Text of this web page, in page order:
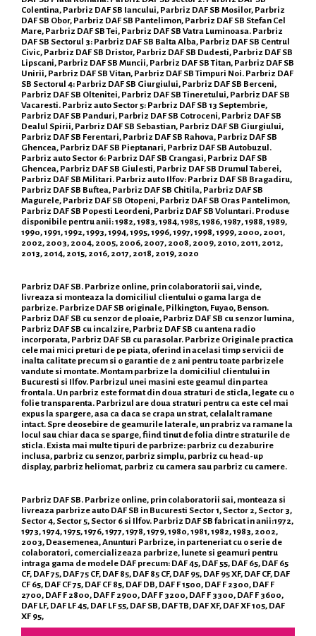
Colentina, Parbriz DAF SB Iancului, Parbriz DAF SB Mosilor, Parbriz
DAF SB Obor, Parbriz DAF SB Pantelimon, Parbriz DAF SB Stefan Cel
Mare, Parbriz DAF SB Tei, Parbriz DAF SB Vatra Luminoasa. Parbriz
DAF SB Sectorul 3: Parbriz DAF SB Balta Alba, Parbriz DAF SB Centrul
Civic, Parbriz DAF SB Dristor, Parbriz DAF SB Dudesti, Parbriz DAF SB
Lipscani, Parbriz DAF SB Muncii, Parbriz DAF SB Titan, Parbriz DAF SB
Unirii, Parbriz DAF SB Vitan, Parbriz DAF SB Timpuri Noi. Parbriz DAF
SB Sectorul 4: Parbriz DAF SB Giurgiului, Parbriz DAF SB Berceni,
Parbriz DAF SB Oltenitei, Parbriz DAF SB Tineretului, Parbriz DAF SB
Vacaresti. Parbriz auto Sector 5: Parbriz DAF SB 13 Septembrie,
Parbriz DAF SB Panduri, Parbriz DAF SB Cotroceni, Parbriz DAF SB
Dealul Spirii, Parbriz DAF SB Sebastian, Parbriz DAF SB Giurgiului,
Parbriz DAF SB Ferentari, Parbriz DAF SB Rahova, Parbriz DAF SB
Ghencea, Parbriz DAF SB Pieptanari, Parbriz DAF SB Autobuzul.
Parbriz auto Sector 6: Parbriz DAF SB Crangasi, Parbriz DAF SB
Ghencea, Parbriz DAF SB Giulesti, Parbriz DAF SB Drumul Taberei,
Parbriz DAF SB Militari. Parbriz auto Ilfov: Parbriz DAF SB Bragadiru,
Parbriz DAF SB Buftea, Parbriz DAF SB Chitila, Parbriz DAF SB
Magurele, Parbriz DAF SB Otopeni, Parbriz DAF SB Oras Pantelimon,
Parbriz DAF SB Popesti Leordeni, Parbriz DAF SB Voluntari. Produse
disponibile pentru anii: 1982, 1983, 1984, 1985, 1986, 1987, 1988, 1989,
1990, 1991, 1992, 1993, 1994, 1995, 1996, 1997, 1998, 1999, 2000, 2001,
2002, 2003, 2004, 2005, 2006, 2007, 2008, 2009, 2010, 2011, 2012,
2013, 2014, 2015, 2016, 2017, 2018, 2019, 2020
Parbriz DAF SB. Parbrize online, prin colaboratorii sai, vinde,
livreaza si monteaza la domiciliul clientului o gama larga de
parbrize. Parbrize DAF SB originale, Pilkington, Fuyao, Benson.
Parbriz DAF SB cu senzor de ploaie, Parbriz DAF SB cu senzor lumina,
Parbriz DAF SB cu incalzire, Parbriz DAF SB cu antena radio
incorporata, Parbriz DAF SB cu parasolar. Parbrize Originale practica
cele mai mici preturi de pe piata, oferind in acelasi timp servicii de
inalta calitate precum si o garantie de 2 ani pentru toate parbrizele
vandute si montate. Montam parbrize la domiciliul clientului in
Bucuresti si Ilfov. Parbrizul unei masini este geamul din partea
frontala. Un parbriz este format din doua straturi de sticla, legate cu o
folie transparenta. Parbrizul are doua straturi pentru ca este cel mai
expus la spargere, asa ca daca se crapa un strat, celalalt ramane
intact. Spre deosebire de geamurile laterale, un prabriz va ramane la
locul sau chiar daca se sparge, fiind tinut de folia dintre straturile de
sticla. Exista mai multe tipuri de parbrize: parbriz cu dezaburire
inclusa, parbriz cu senzor, parbriz simplu, parbriz cu head-up
display, parbriz heliomat, parbriz cu camera sau parbriz cu camere.
Parbriz DAF SB. Parbrize online, prin colaboratorii sai, monteaza si
livreaza parbrize auto DAF SB in Bucuresti Sector 1, Sector 2, Sector 3,
Sector 4, Sector 5, Sector 6 si Ilfov. Parbriz DAF SB fabricat in anii:1972,
1973, 1974, 1975, 1976, 1977, 1978, 1979, 1980, 1981, 1982, 1983, 2002,
2003, Deasemenea, Anunturi Parbrize, in parteneriat cu o serie de
colaboratori, comercializeaza parbrize, lunete si geamuri pentru
intraga gama de modele DAF precum: DAF 45, DAF 55, DAF 65, DAF 65
CF, DAF 75, DAF 75 CF, DAF 85, DAF 85 CF, DAF 95, DAF 95 XF, DAF CF, DAF
CF 65, DAF CF 75, DAF CF 85, DAF DB, DAF F 1500, DAF F 2300, DAF F
2700, DAF F 2800, DAF F 2900, DAF F 3200, DAF F 3300, DAF F 3600,
DAF LF, DAF LF 45, DAF LF 55, DAF SB, DAF TB, DAF XF, DAF XF 105, DAF
XF 95,